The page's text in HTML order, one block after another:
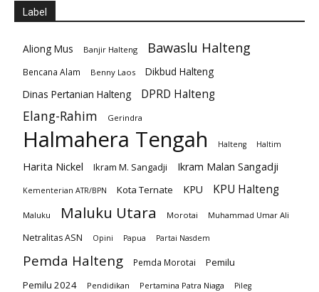
Label
Aliong Mus Banjir Halteng Bawaslu Halteng
Bencana Alam Benny Laos
Dikbud Halteng
Dinas Pertanian Halteng
DPRD Halteng
Elang-Rahim Gerindra
Halmahera Tengah Halteng Haltim
Harita Nickel Ikram M. Sangadji Ikram Malan Sangadji
Kementerian ATR/BPN Kota Ternate KPU KPU Halteng
Maluku Maluku Utara Morotai Muhammad Umar Ali
Netralitas ASN Opini Papua Partai Nasdem
Pemda Halteng Pemda Morotai
Pemilu
Pemilu 2024
Pendidikan Pertamina Patra Niaga Pileg